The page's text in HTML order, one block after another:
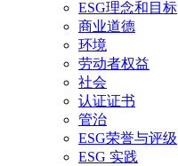
ESG理念和目标
商业道德
环境
劳动者权益
社会
认证证书
管治
ESG荣誉与评级
ESG 实践